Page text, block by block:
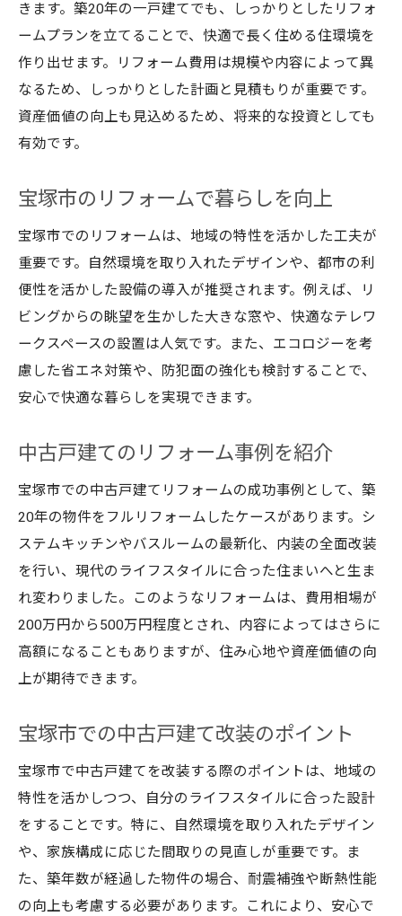
宝塚市での快適な住まい作り
中古戸建ての魅力を宝塚市で体感
宝塚市での住まいの選び方
中古戸建てリフォームで新しい生活
宝塚市で新生活を始めるリフォーム術
中古マンションでは味わえない戸建ての魅
力
宝塚市でのリフォーム成功体験
宝塚市の魅力をリフォームで広げる
住まいを宝塚市で快適にリノベーション
中古戸建てで宝塚市の生活を豊かに
宝塚市でのリフォーム成功の秘訣
中古マンションよりも魅力的な戸建て選び
宝塚市での理想のリフォーム計画
宝塚市での住宅購入のポイント
中古住宅のリフォームで宝塚市の魅力を再
発見
理想の家を宝塚市で手に入れる方法
中古マンションでは得られない戸建ての魅
力
宝塚市のリフォームで新しい生活
理想の住まいを宝塚市で手に入れる
宝塚市の住まい選びのポイント
中古戸建てで宝塚市の生活を楽しむ
きます。築20年の一戸建てでも、しっかりとしたリフォ
ームプランを立てることで、快適で長く住める住環境を
作り出せます。リフォーム費用は規模や内容によって異
なるため、しっかりとした計画と見積もりが重要です。
資産価値の向上も見込めるため、将来的な投資としても
有効です。
宝塚市のリフォームで暮らしを向上
宝塚市でのリフォームは、地域の特性を活かした工夫が
重要です。自然環境を取り入れたデザインや、都市の利
便性を活かした設備の導入が推奨されます。例えば、リ
ビングからの眺望を生かした大きな窓や、快適なテレワ
ークスペースの設置は人気です。また、エコロジーを考
慮した省エネ対策や、防犯面の強化も検討することで、
安心で快適な暮らしを実現できます。
中古戸建てのリフォーム事例を紹介
宝塚市での中古戸建てリフォームの成功事例として、築
20年の物件をフルリフォームしたケースがあります。シ
ステムキッチンやバスルームの最新化、内装の全面改装
を行い、現代のライフスタイルに合った住まいへと生ま
れ変わりました。このようなリフォームは、費用相場が
200万円から500万円程度とされ、内容によってはさらに
高額になることもありますが、住み心地や資産価値の向
上が期待できます。
宝塚市での中古戸建て改装のポイント
宝塚市で中古戸建てを改装する際のポイントは、地域の
特性を活かしつつ、自分のライフスタイルに合った設計
をすることです。特に、自然環境を取り入れたデザイン
や、家族構成に応じた間取りの見直しが重要です。ま
た、築年数が経過した物件の場合、耐震補強や断熱性能
の向上も考慮する必要があります。これにより、安心で